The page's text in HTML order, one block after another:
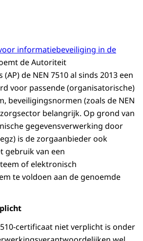
informatiebeveiliging in de
de Autoriteit
de NEN 7510 al sinds 2013 een
voor passende (organisatorische)
beveiligingsnormen (zoals de NEN
belangrijk. Op grond van
gegevensverwerking door
is de zorgaanbieder ook
gebruik van een
of elektronisch
te voldoen aan de genoemde
certificaat niet verplicht is onder